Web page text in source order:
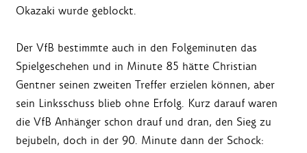
Okazaki wurde geblockt.
Der VfB bestimmte auch in den Folgeminuten das
Spielgeschehen und in Minute 85 hätte Christian
Gentner seinen zweiten Treffer erzielen können, aber
sein Linksschuss blieb ohne Erfolg. Kurz darauf waren
die VfB Anhänger schon drauf und dran, den Sieg zu
bejubeln, doch in der 90. Minute dann der Schock: